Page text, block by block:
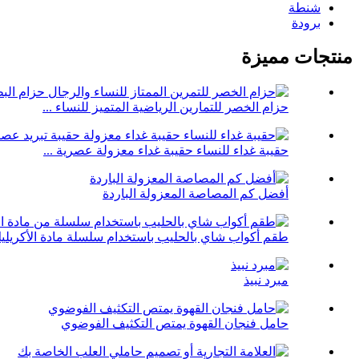
شنطة
برودة
منتجات مميزة
حزام الخصر للتمارين الرياضية المتميز للنساء ...
حقيبة غداء للنساء حقيبة غداء معزولة عصرية ...
أفضل كم المصاصة المعزولة الباردة
طقم أكواب شاي بالحليب باستخدام سلسلة مادة
مبرد نبيذ
حامل فنجان القهوة يمتص التكثيف الفوضوي